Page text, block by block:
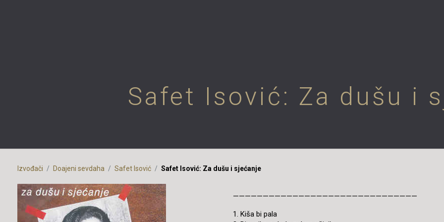
Safet Isović: Za dušu i
Izvođači Doajeni sevdaha Safet Isović Safet Isović: Za dušu i sjećanje
———————————————————————————————
1. Kiša bi pala